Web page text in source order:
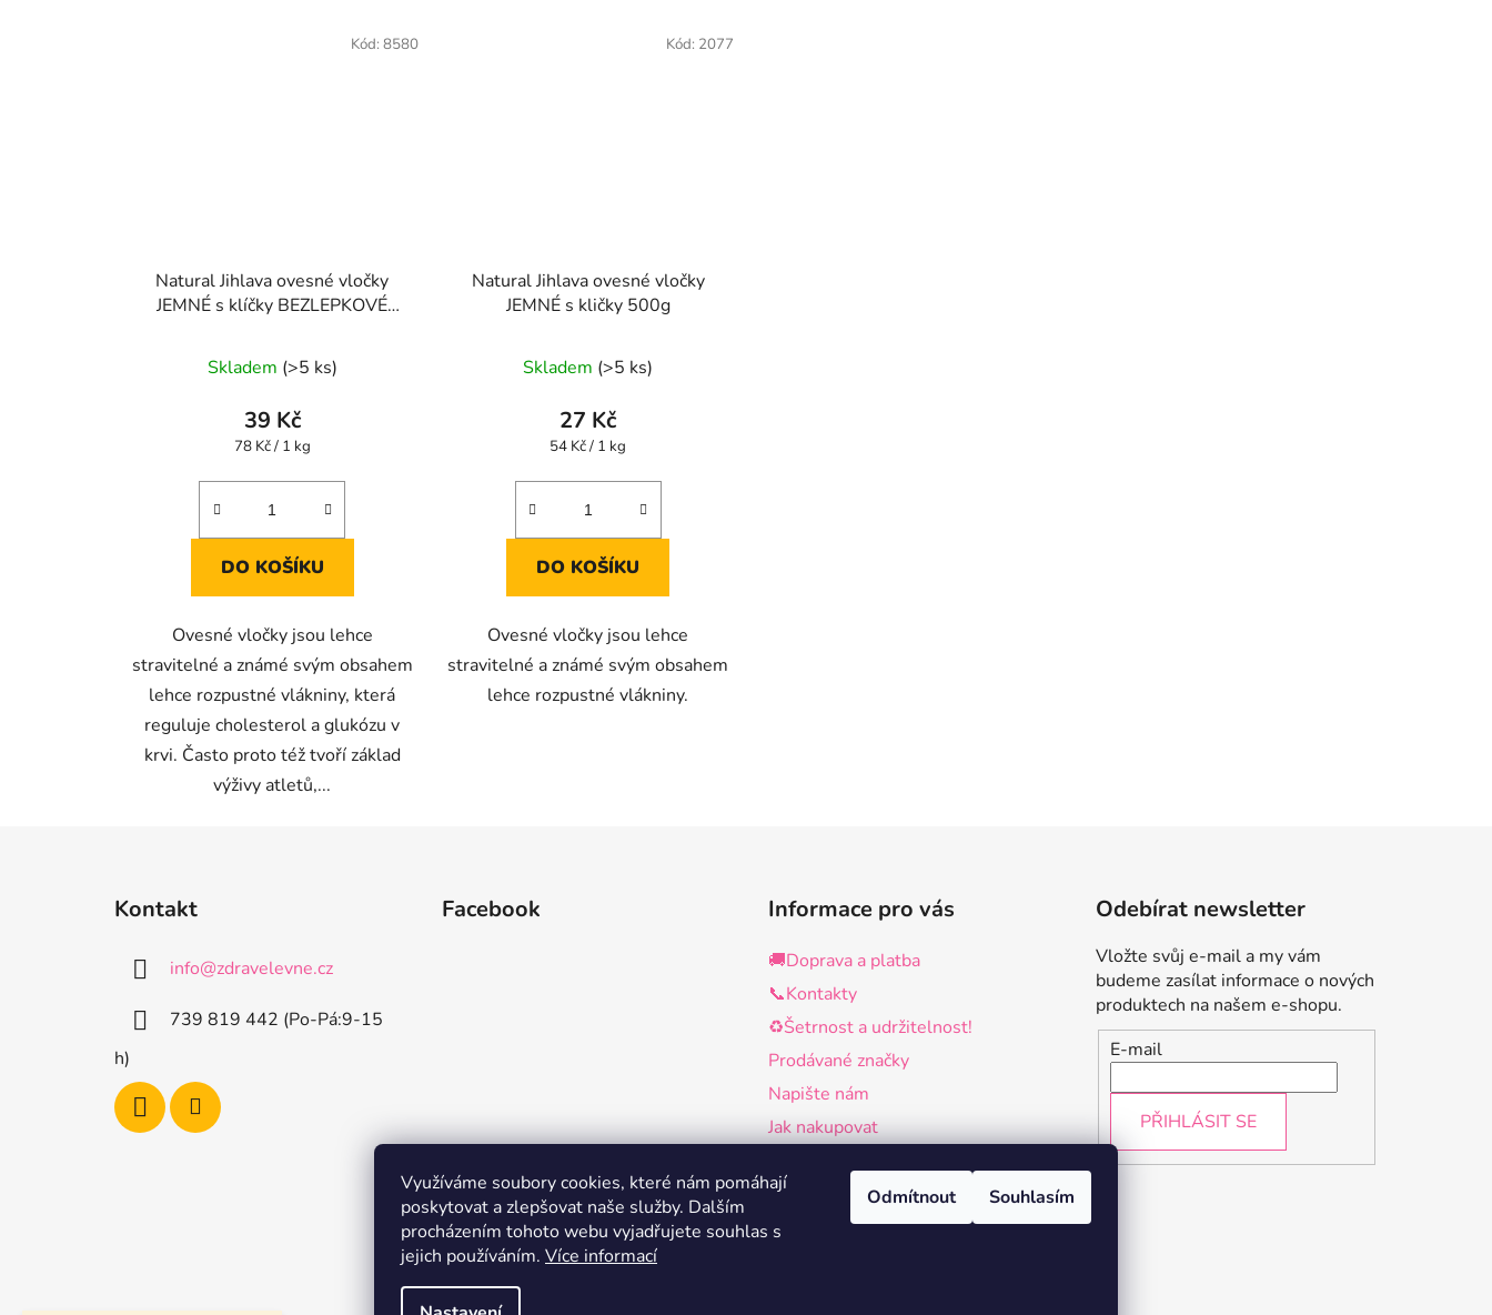
Využíváme soubory cookies, které nám pomáhají
poskytovat a zlepšovat naše služby. Dalším
procházením tohoto webu vyjadřujete souhlas s
jejich používáním. Více informací
Odmítnout Souhlasím
Natural Jihlava ovesné vločky
JEMNÉ s klíčky BEZLEPKOVÉ
Skladem (>5 ks)
39 Kč
Měrná
78 Kč / 1 kg
DO KOŠÍKU
Ovesné vločky jsou lehce
stravitelné a známé svým obsahem
lehce rozpustné vlákniny, která
reguluje cholesterol a glukózu v
krvi. Často proto též tvoří základ
výživy atletů,...
Kód: 8580
Natural Jihlava ovesné vločky
JEMNÉ s kličky 500g
Skladem (>5 ks)
27 Kč
Měrná
54 Kč / 1 kg
DO KOŠÍKU
Ovesné vločky jsou lehce
stravitelné a známé svým obsahem
lehce rozpustné vlákniny.
Kód: 2077
Kontakt
info@zdravelevne.cz
739 819 442 (Po-Pá:9-15
h)
Facebook Informace pro vás
🚚Doprava a platba
📞Kontakty
♻️Šetrnost a udržitelnost!
Prodávané značky
Napište nám
Jak nakupovat
Podmínky ochrany osobních údajů
Využívání souborů cookies na
Odebírat newsletter
Vložte svůj e-mail a my vám
budeme zasílat informace o nových
produktech na našem e-shopu.
E-mail
PŘIHLÁSIT SE